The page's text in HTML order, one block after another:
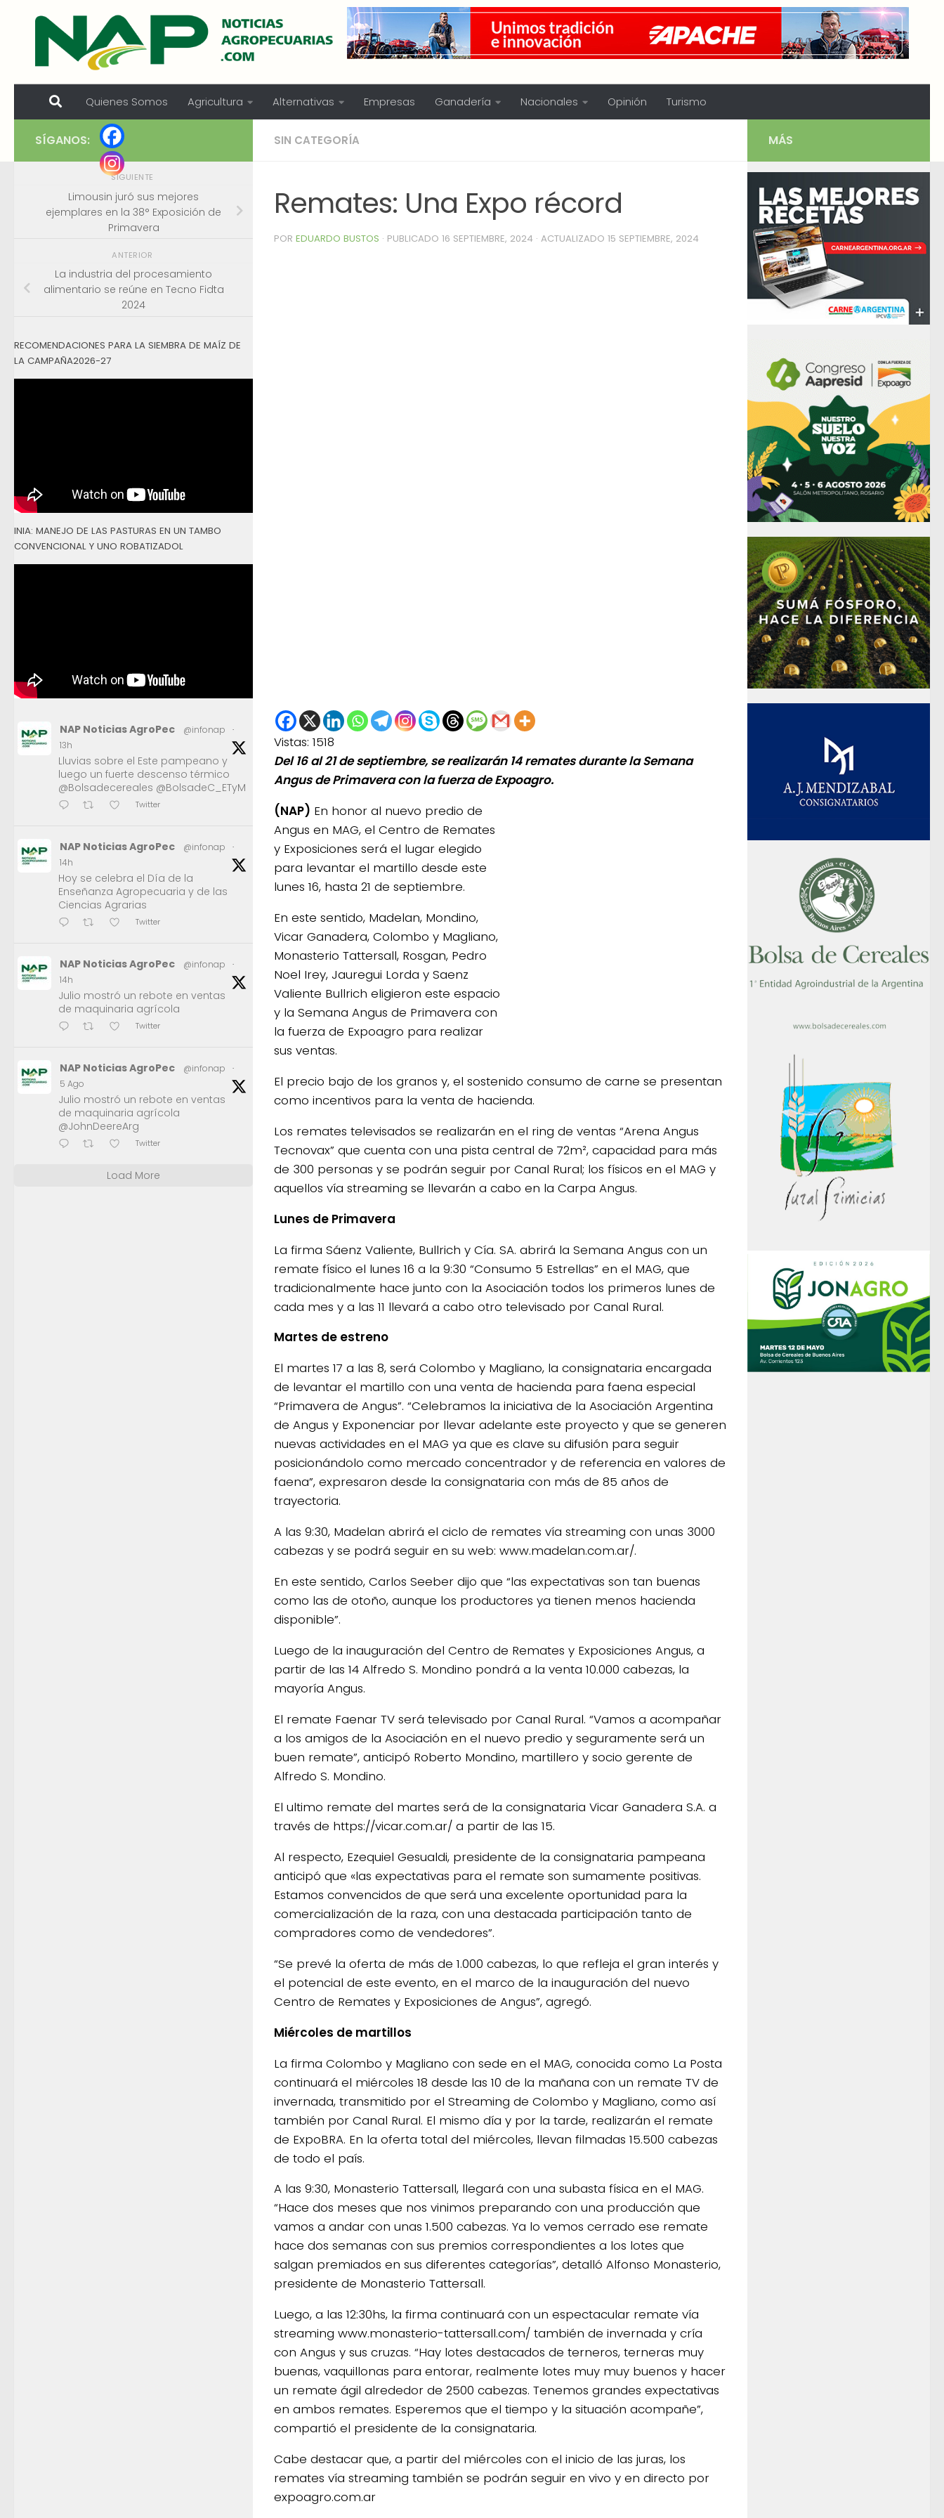
Skip to content
Quienes Somos Agricultura Alternativas Empresas Ganadería Nacionales Opinión Turismo
SIN CATEGORÍA
Remates: Una Expo récord
POR EDUARDO BUSTOS · PUBLICADO 16 SEPTIEMBRE, 2024 · ACTUALIZADO 15 SEPTIEMBRE, 2024
Vistas: 1518
Del 16 al 21 de septiembre, se realizarán 14 remates durante la Semana
Angus de Primavera con la fuerza de Expoagro.
(NAP) En honor al nuevo predio de
Angus en MAG, el Centro de Remates
y Exposiciones será el lugar elegido
para levantar el martillo desde este
lunes 16, hasta 21 de septiembre.
En este sentido, Madelan, Mondino,
Vicar Ganadera, Colombo y Magliano,
Monasterio Tattersall, Rosgan, Pedro
Noel Irey, Jauregui Lorda y Saenz
Valiente Bullrich eligieron este espacio
y la Semana Angus de Primavera con
la fuerza de Expoagro para realizar
sus ventas.
El precio bajo de los granos y, el sostenido consumo de carne se presentan
como incentivos para la venta de hacienda.
Los remates televisados se realizarán en el ring de ventas “Arena Angus
Tecnovax” que cuenta con una pista central de 72m², capacidad para más
de 300 personas y se podrán seguir por Canal Rural; los físicos en el MAG y
aquellos vía streaming se llevarán a cabo en la Carpa Angus.
Lunes de Primavera
La firma Sáenz Valiente, Bullrich y Cía. SA. abrirá la Semana Angus con un
remate físico el lunes 16 a la 9:30 “Consumo 5 Estrellas” en el MAG, que
tradicionalmente hace junto con la Asociación todos los primeros lunes de
cada mes y a las 11 llevará a cabo otro televisado por Canal Rural.
Martes de estreno
El martes 17 a las 8, será Colombo y Magliano, la consignataria encargada
de levantar el martillo con una venta de hacienda para faena especial
“Primavera de Angus”. “Celebramos la iniciativa de la Asociación Argentina
de Angus y Exponenciar por llevar adelante este proyecto y que se generen
nuevas actividades en el MAG ya que es clave su difusión para seguir
posicionándolo como mercado concentrador y de referencia en valores de
faena”, expresaron desde la consignataria con más de 85 años de
trayectoria.
A las 9:30, Madelan abrirá el ciclo de remates vía streaming con unas 3000
cabezas y se podrá seguir en su web: www.madelan.com.ar/.
En este sentido, Carlos Seeber dijo que “las expectativas son tan buenas
como las de otoño, aunque los productores ya tienen menos hacienda
disponible”.
Luego de la inauguración del Centro de Remates y Exposiciones Angus, a
partir de las 14 Alfredo S. Mondino pondrá a la venta 10.000 cabezas, la
mayoría Angus.
El remate Faenar TV será televisado por Canal Rural. “Vamos a acompañar
a los amigos de la Asociación en el nuevo predio y seguramente será un
buen remate”, anticipó Roberto Mondino, martillero y socio gerente de
Alfredo S. Mondino.
El ultimo remate del martes será de la consignataria Vicar Ganadera S.A. a
través de https://vicar.com.ar/ a partir de las 15.
Al respecto, Ezequiel Gesualdi, presidente de la consignataria pampeana
anticipó que «las expectativas para el remate son sumamente positivas.
Estamos convencidos de que será una excelente oportunidad para la
comercialización de la raza, con una destacada participación tanto de
compradores como de vendedores”.
“Se prevé la oferta de más de 1.000 cabezas, lo que refleja el gran interés y
el potencial de este evento, en el marco de la inauguración del nuevo
Centro de Remates y Exposiciones de Angus”, agregó.
Miércoles de martillos
La firma Colombo y Magliano con sede en el MAG, conocida como La Posta
continuará el miércoles 18 desde las 10 de la mañana con un remate TV de
invernada, transmitido por el Streaming de Colombo y Magliano, como así
también por Canal Rural. El mismo día y por la tarde, realizarán el remate
de ExpoBRA. En la oferta total del miércoles, llevan filmadas 15.500 cabezas
de todo el país.
A las 9:30, Monasterio Tattersall, llegará con una subasta física en el MAG.
“Hace dos meses que nos vinimos preparando con una producción que
vamos a andar con unas 1.500 cabezas. Ya lo vemos cerrado ese remate
hace dos semanas con sus premios correspondientes a los lotes que
salgan premiados en sus diferentes categorías”, detalló Alfonso Monasterio,
presidente de Monasterio Tattersall.
Luego, a las 12:30hs, la firma continuará con un espectacular remate vía
streaming www.monasterio-tattersall.com/ también de invernada y cría
con Angus y sus cruzas. “Hay lotes destacados de terneros, terneras muy
buenas, vaquillonas para entorar, realmente lotes muy muy buenos y hacer
un remate ágil alrededor de 2500 cabezas. Tenemos grandes expectativas
en ambos remates. Esperemos que el tiempo y la situación acompañe”,
compartió el presidente de la consignataria.
Cabe destacar que, a partir del miércoles con el inicio de las juras, los
remates vía streaming también se podrán seguir en vivo y en directo por
expoagro.com.ar
SÍGANOS:
SIGUIENTE
Limousin juró sus mejores
ejemplares en la 38° Exposición de
Primavera
ANTERIOR
La industria del procesamiento
alimentario se reúne en Tecno Fidta
2024
RECOMENDACIONES PARA LA SIEMBRA DE MAÍZ DE
LA CAMPAÑA2026-27
INIA: MANEJO DE LAS PASTURAS EN UN TAMBO
CONVENCIONAL Y UNO ROBATIZADOL
NAP Noticias AgroPec @infonap
·
13h
Lluvias sobre el Este pampeano y
luego un fuerte descenso térmico
@Bolsadecereales @BolsadeC_ETyM
Twitter
NAP Noticias AgroPec @infonap
·
14h
Hoy se celebra el Día de la
Enseñanza Agropecuaria y de las
Ciencias Agrarias
Twitter
NAP Noticias AgroPec @infonap
·
14h
Julio mostró un rebote en ventas
de maquinaria agrícola
Twitter
NAP Noticias AgroPec @infonap
·
5 Ago
Julio mostró un rebote en ventas
de maquinaria agrícola
@JohnDeereArg
Twitter
Load More
MÁS